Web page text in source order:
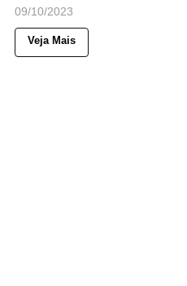
09/10/2023
Veja Mais